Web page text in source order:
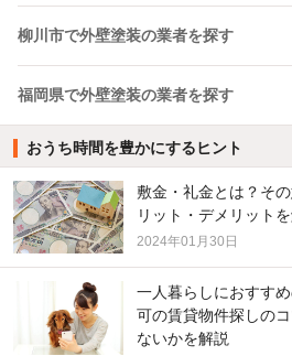
柳川市で外壁塗装の業者を探す
福岡県で外壁塗装の業者を探す
おうち時間を豊かにするヒント
敷金・礼金とは？そ
リット・デメリット
2024年01月30日
一人暮らしにおすす
可の賃貸物件探しの
ないかを解説